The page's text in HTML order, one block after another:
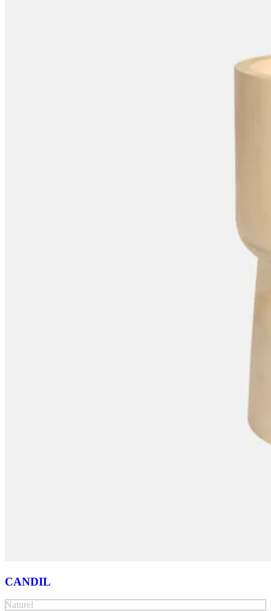
CANDIL
Naturel